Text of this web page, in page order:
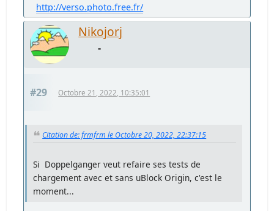
http://verso.photo.free.fr/
Nikojorj
-
#29 Octobre 21, 2022, 10:35:01
Citation de: frmfrm le Octobre 20, 2022, 22:37:15
Si Doppelganger veut refaire ses tests de
chargement avec et sans uBlock Origin, c'est le
moment...